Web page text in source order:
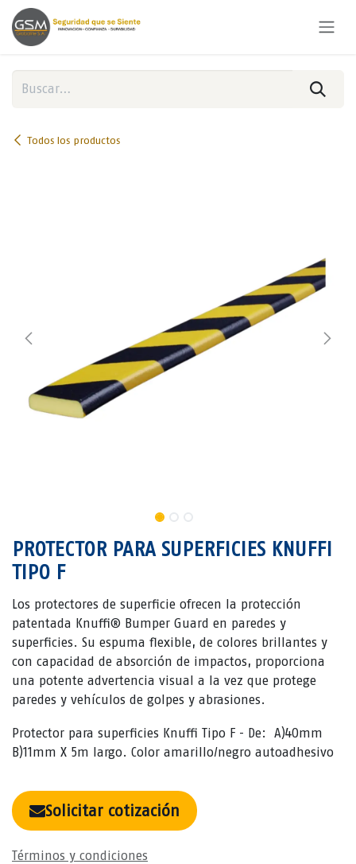
Ir al contenido
Todos los productos
PROTECTOR PARA SUPERFICIES KNUFFI
TIPO F
Los protectores de superficie ofrecen la protección
patentada Knuffi® Bumper Guard en paredes y
superficies. Su espuma flexible, de colores brillantes y
con capacidad de absorción de impactos, proporciona
una potente advertencia visual a la vez que protege
paredes y vehículos de golpes y abrasiones.
Protector para superficies Knuffi Tipo F - De: A)40mm
B)11mm X 5m largo. Color amarillo/negro autoadhesivo
Solicitar cotización
Términos y condiciones